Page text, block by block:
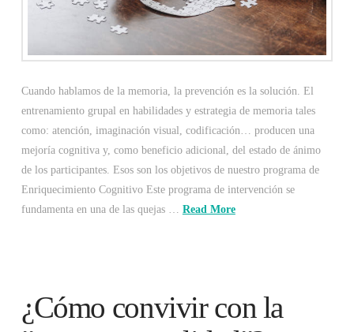
Cuando hablamos de la memoria, la prevención es la solución. El
entrenamiento grupal en habilidades y estrategia de memoria tales
como: atención, imaginación visual, codificación… producen una
mejoría cognitiva y, como beneficio adicional, del estado de ánimo
de los participantes. Esos son los objetivos de nuestro programa de
Enriquecimiento Cognitivo Este programa de intervención se
fundamenta en una de las quejas … Read More
¿Cómo convivir con la